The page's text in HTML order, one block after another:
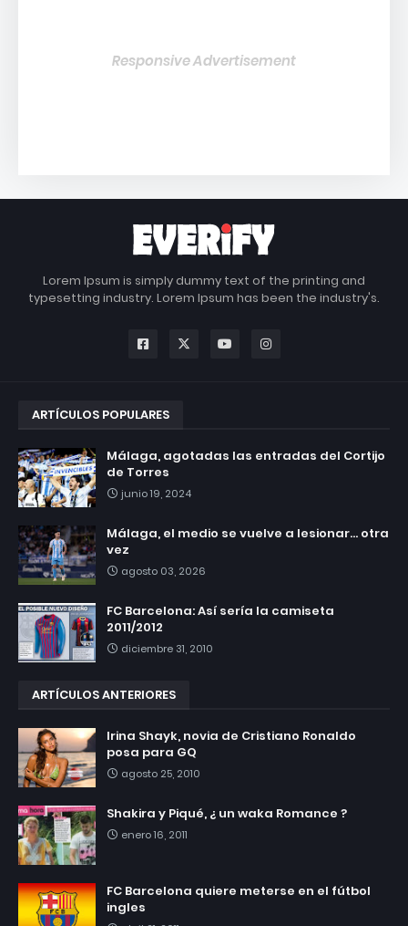
Responsive Advertisement
Lorem Ipsum is simply dummy text of the printing and
typesetting industry. Lorem Ipsum has been the industry's.
ARTÍCULOS POPULARES
Málaga, agotadas las entradas del Cortijo
de Torres
junio 19, 2024
Málaga, el medio se vuelve a lesionar... otra
vez
agosto 03, 2026
FC Barcelona: Así sería la camiseta
2011/2012
diciembre 31, 2010
ARTÍCULOS ANTERIORES
Irina Shayk, novia de Cristiano Ronaldo
posa para GQ
agosto 25, 2010
Shakira y Piqué, ¿ un waka Romance ?
enero 16, 2011
FC Barcelona quiere meterse en el fútbol
ingles